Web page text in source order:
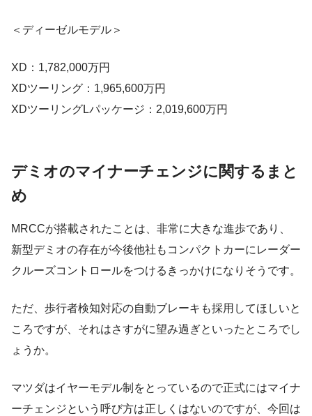
＜ディーゼルモデル＞
XD：1,782,000万円
XDツーリング：1,965,600万円
XDツーリングLパッケージ：2,019,600万円
デミオのマイナーチェンジに関するまと
め
MRCCが搭載されたことは、非常に大きな進歩であり、
新型デミオの存在が今後他社もコンパクトカーにレーダー
クルーズコントロールをつけるきっかけになりそうです。
ただ、歩行者検知対応の自動ブレーキも採用してほしいと
ころですが、それはさすがに望み過ぎといったところでし
ょうか。
マツダはイヤーモデル制をとっているので正式にはマイナ
ーチェンジという呼び方は正しくはないのですが、今回は